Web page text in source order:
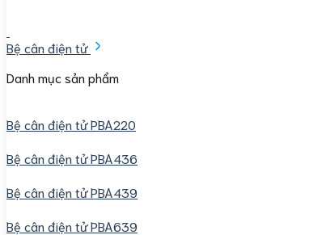
Bệ cân điện tử
Danh mục sản phẩm
Bệ cân điện tử PBA220
Bệ cân điện tử PBA436
Bệ cân điện tử PBA439
Bệ cân điện tử PBA639